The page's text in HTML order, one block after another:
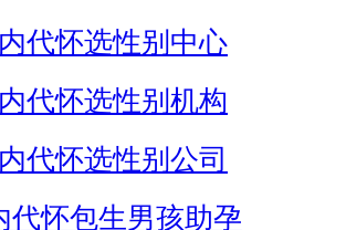
代怀选性别中心
代怀选性别机构
代怀选性别公司
代怀包生男孩助孕